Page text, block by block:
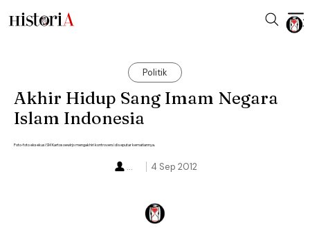
Politik
Akhir Hidup Sang Imam Negara
Islam Indonesia
Foto-foto eksekusi SM Kartosoewirjo mengakhiri kontroversi di seputar kematiannya.
4 Sep 2012
...